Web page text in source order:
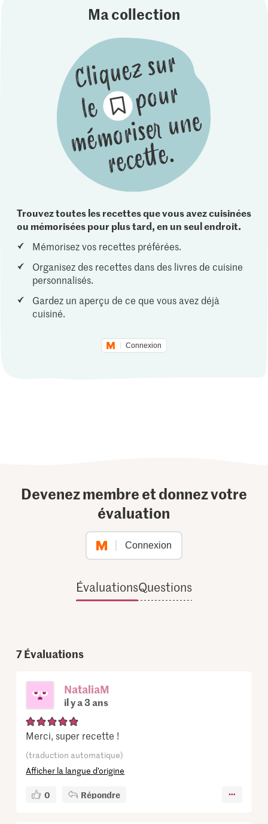
Ma collection
Trouvez toutes les recettes que vous avez cuisinées
ou mémorisées pour plus tard, en un seul endroit.
Mémorisez vos recettes préférées.
Organisez des recettes dans des livres de cuisine
personnalisés.
Gardez un aperçu de ce que vous avez déjà
cuisiné.
Connexion
Devenez membre et donnez votre
évaluation
Connexion
ÉvaluationsQuestions
7Évaluations
NataliaM
il y a 3 ans
Merci, super recette !
(traduction automatique)
Afficher la langue d’origine
0 Répondre